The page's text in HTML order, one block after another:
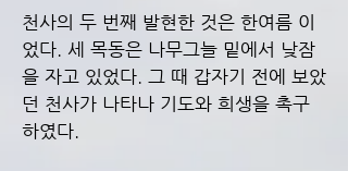
천사의 두 번째 발현한 것은 한여름 이
었다. 세 목동은 나무그늘 밑에서 낮잠
을 자고 있었다. 그 때 갑자기 전에 보았
던 천사가 나타나 기도와 희생을 촉구
하였다.